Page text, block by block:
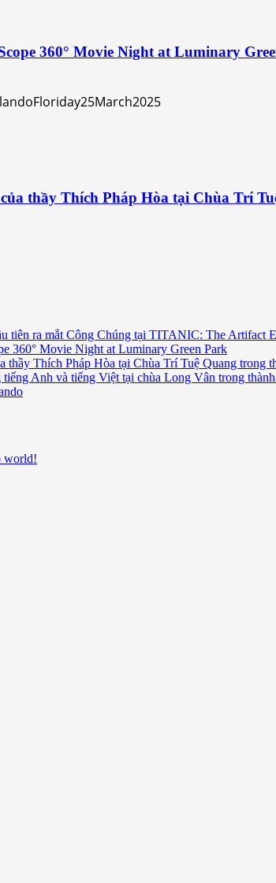
360° Movie Night at Luminary
thầy Thích Pháp Hòa tại Chùa Trí
tiên ra mắt Công Chúng tại TITANIC: The Artifact
360° Movie Night at Luminary Green Park
Thích Pháp Hòa tại Chùa Trí Tuệ Quang trong
tiếng Anh và tiếng Việt tại chùa Long Vân trong
world!